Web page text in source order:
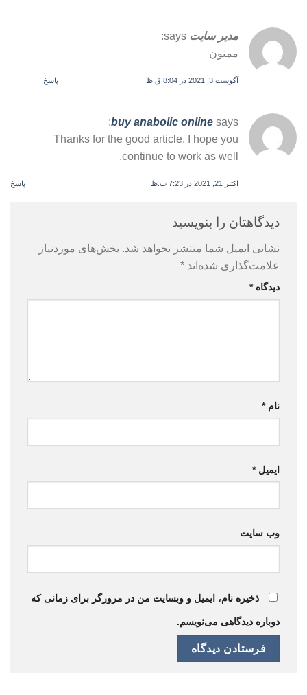
مدیر سایت says:
ممنون
آگوست 3, 2021 در 8:04 ق.ظ پاسخ
buy anabolic online says:
Thanks for the good article, I hope you
continue to work as well.
اکتبر 21, 2021 در 7:23 ب.ظ پاسخ
دیدگاهتان را بنویسید
نشانی ایمیل شما منتشر نخواهد شد. بخش‌های موردنیاز
علامت‌گذاری شده‌اند *
دیدگاه*
نام*
ایمیل*
وب‌ سایت
ذخیره نام، ایمیل و وبسایت من در مرورگر برای زمانی که
دوباره دیدگاهی می‌نویسم.